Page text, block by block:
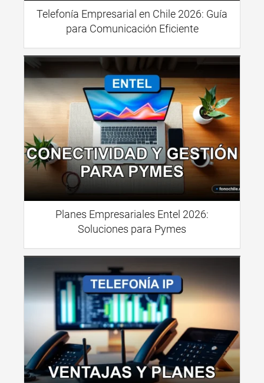
Telefonía Empresarial en Chile 2026: Guía
para Comunicación Eficiente
Planes Empresariales Entel 2026:
Soluciones para Pymes